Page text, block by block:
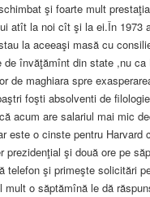
şi foarte mult prestaţia
atît la noi cît şi la ei.În 1973
la aceeaşi masă cu
de învăţămînt din state ,nu ca
de maghiara spre
foşti absolventi de
acum are salariul mai mic
este o cinste pentru Harvard
prezidenţial şi două ore pe
telefon şi primeşte solicitări
mult o săptămînă le dă